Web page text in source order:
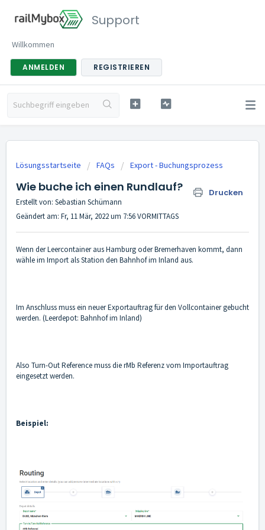
Support
Willkommen
ANMELDEN REGISTRIEREN
Lösungsstartseite FAQs Export - Buchungsprozess
Wie buche ich einen Rundlauf? Drucken
Erstellt von: Sebastian Schümann
Geändert am: Fr, 11 Mär, 2022 um 7:56 VORMITTAGS
Wenn der Leercontainer aus Hamburg oder Bremerhaven kommt, dann
wähle im Import als Station den Bahnhof im Inland aus.
Im Anschluss muss ein neuer Exportauftrag für den Vollcontainer gebucht
werden. (Leerdepot: Bahnhof im Inland)
Also Turn-Out Reference muss die rMb Referenz vom Importauftrag
eingesetzt werden.
Beispiel: